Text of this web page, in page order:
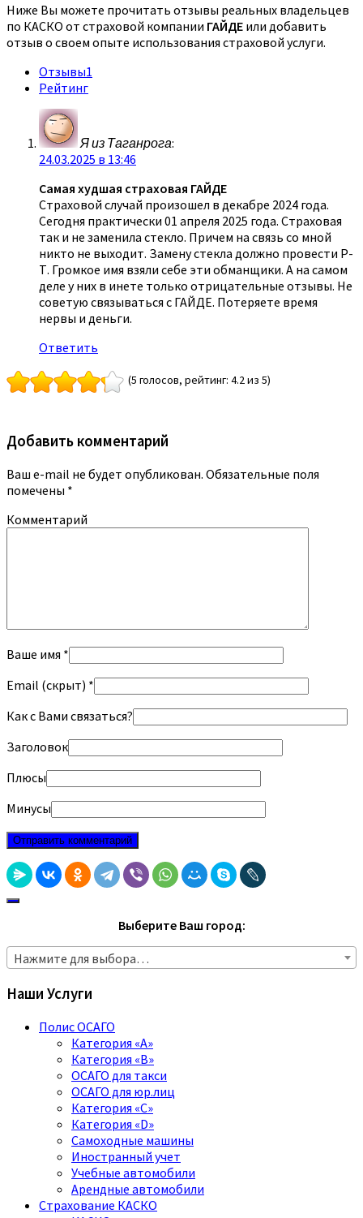
Ниже Вы можете прочитать отзывы реальных владельцев
по КАСКО от страховой компании ГАЙДЕ или добавить
отзыв о своем опыте использования страховой услуги.
Отзывы1
Рейтинг
Я из Таганрога:
24.03.2025 в 13:46
Самая худшая страховая ГАЙДЕ
Страховой случай произошел в декабре 2024 года.
Сегодня практически 01 апреля 2025 года. Страховая
так и не заменила стекло. Причем на связь со мной
никто не выходит. Замену стекла должно провести Р-
Т. Громкое имя взяли себе эти обманщики. А на самом
деле у них в инете только отрицательные отзывы. Не
советую связываться с ГАЙДЕ. Потеряете время
нервы и деньги.
Ответить
(5 голосов, рейтинг: 4.2 из 5)
Добавить комментарий
Ваш e-mail не будет опубликован. Обязательные поля
помечены *
Комментарий
Ваше имя *
Email (скрыт) *
Как с Вами связаться?
Заголовок
Плюсы
Минусы
Выберите Ваш город:
Нажмите для выбора…
Наши Услуги
Полис ОСАГО
Категория «A»
Категория «B»
ОСАГО для такси
ОСАГО для юр.лиц
Категория «C»
Категория «D»
Самоходные машины
Иностранный учет
Учебные автомобили
Арендные автомобили
Страхование КАСКО